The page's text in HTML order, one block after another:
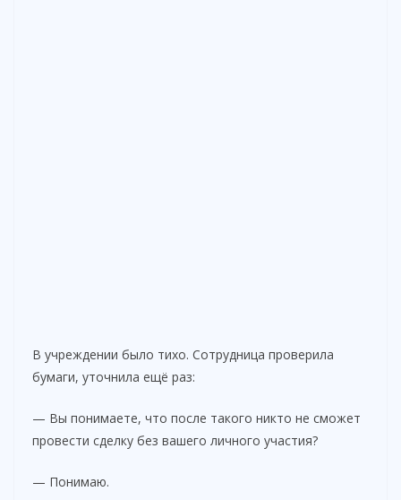
В учреждении было тихо. Сотрудница проверила
бумаги, уточнила ещё раз:
— Вы понимаете, что после такого никто не сможет
провести сделку без вашего личного участия?
— Понимаю.